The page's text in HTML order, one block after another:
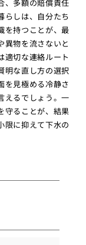
、多額の賠償責任
らしは、自分たち
を持つことが、最
異物を流さないと
適切な連絡ルート
明な直し方の選択
を見極める冷静さ
えるでしょう。一
守ることが、結果
限に抑えて下水の